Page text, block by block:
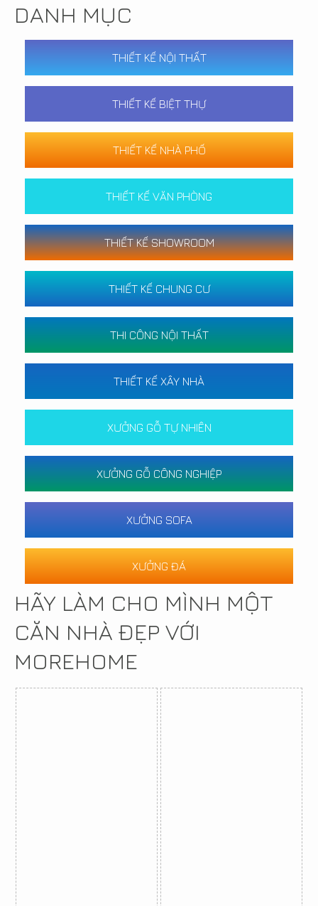
DANH MỤC
THIẾT KẾ NỘI THẤT
THIẾT KẾ BIỆT THỰ
THIẾT KẾ NHÀ PHỐ
THIẾT KẾ VĂN PHÒNG
THIẾT KẾ SHOWROOM
THIẾT KẾ CHUNG CƯ
THI CÔNG NỘI THẤT
THIẾT KẾ XÂY NHÀ
XƯỞNG GỖ TỰ NHIÊN
XƯỞNG GỖ CÔNG NGHIỆP
XƯỞNG SOFA
XƯỞNG ĐÁ
HÃY LÀM CHO MÌNH MỘT
CĂN NHÀ ĐẸP VỚI
MOREHOME